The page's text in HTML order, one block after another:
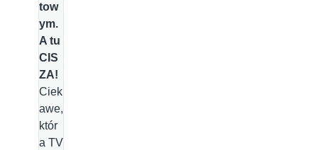
tow
ym.
A tu
CIS
ZA!
Ciek
awe,
któr
a TV